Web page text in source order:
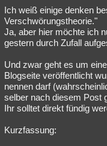
Astronomie Helpdesk
Übersichten
Besucht
Lesenswert
Ich weiß einige denken
Verschwörungstheorie."
Ja, aber hier möchte ich
gestern durch Zufall
Und zwar geht es um
Blogseite veröffentlicht
nennen darf
selber nach diesem Post
Ihr solltet direkt fündig
Kurzfassung: